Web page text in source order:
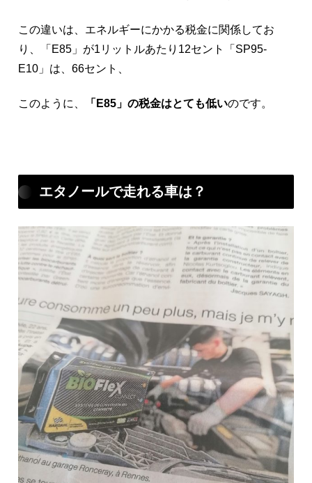
この違いは、エネルギーにかかる税金に関係してお
り、「E85」が1リットルあたり12セント「SP95-
E10」は、66セント、
このように、 「E85」の税金はとても低いのです。
エタノールで走れる車は？